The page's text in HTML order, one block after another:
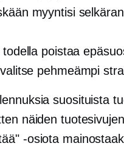
myyntisi
poistaa
pehmeämpi
suosituista
näiden
-osiota